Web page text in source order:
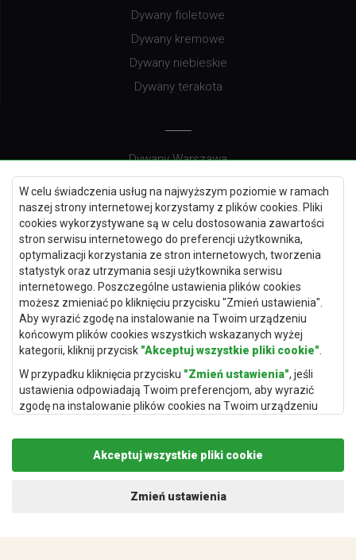
W celu świadczenia usług na najwyższym poziomie w ramach
naszej strony internetowej korzystamy z plików cookies. Pliki
cookies wykorzystywane są w celu dostosowania zawartości
stron serwisu internetowego do preferencji użytkownika,
optymalizacji korzystania ze stron internetowych, tworzenia
statystyk oraz utrzymania sesji użytkownika serwisu
internetowego. Poszczególne ustawienia plików cookies
możesz zmieniać po kliknięciu przycisku "Zmień ustawienia".
Aby wyrazić zgodę na instalowanie na Twoim urządzeniu
końcowym plików cookies wszystkich wskazanych wyżej
kategorii, kliknij przycisk "Akceptuj wszystkie pliki cookie"
W przypadku kliknięcia przycisku "Zmień ustawienia", jeśli
ustawienia odpowiadają Twoim preferencjom, aby wyrazić
zgodę na instalowanie plików cookies na Twoim urządzeniu
"Zapisz i zaakceptuj".
Podstawą przetwarzania danych osobowych, w zakresie w
administratora danych osobowych (Rugito Radosław Bartosik z
Akceptuj wszystkie pliki cookie
Zmień ustawienia
Dywany fioletowe
Dywany kremowe
Dywany niebieskie
Dywany terakota
Dywany Warszawa
Dywany Szczecin
Dywany Lublin
Dywany Kraków
Dywany Poznań
Dywany Gdynia
Dywany Białystok
Dywany Gdańsk
Dywany Toruń